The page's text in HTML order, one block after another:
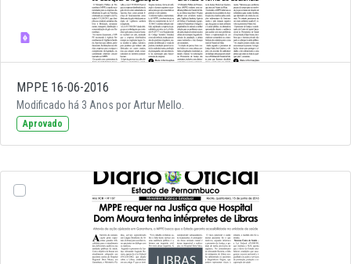
MPPE 16-06-2016
Modificado há 3 Anos por Artur Mello.
Aprovado